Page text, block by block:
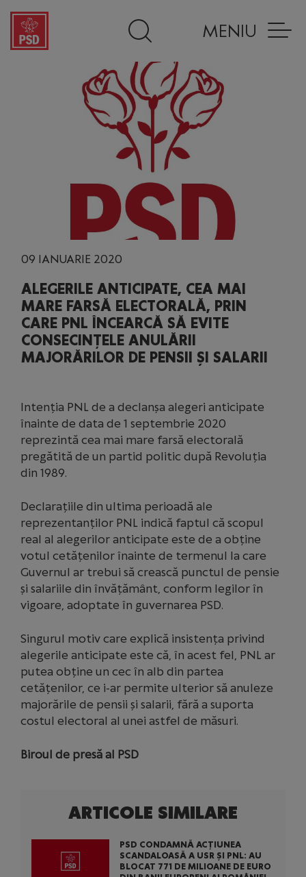
MENIU
09 IANUARIE 2020
ALEGERILE ANTICIPATE, CEA MAI
MARE FARSĂ ELECTORALĂ, PRIN
CARE PNL ÎNCEARCĂ SĂ EVITE
CONSECINȚELE ANULĂRII
MAJORĂRILOR DE PENSII ȘI SALARII
Intenția PNL de a declanșa alegeri anticipate
înainte de data de 1 septembrie 2020
reprezintă cea mai mare farsă electorală
pregătită de un partid politic după Revoluția
din 1989.
Declarațiile din ultima perioadă ale
reprezentanților PNL indică faptul că scopul
real al alegerilor anticipate este de a obține
votul cetățenilor înainte de termenul la care
Guvernul ar trebui să crească punctul de pensie
și salariile din învățământ, conform legilor în
vigoare, adoptate în guvernarea PSD.
Singurul motiv care explică insistența privind
alegerile anticipate este că, în acest fel, PNL ar
putea obține un cec în alb din partea
cetățenilor, ce i-ar permite ulterior să anuleze
majorările de pensii și salarii, fără a suporta
costul electoral al unei astfel de măsuri.
Biroul de presă al PSD
ARTICOLE SIMILARE
PSD CONDAMNĂ ACȚIUNEA
SCANDALOASĂ A USR ȘI PNL: AU
BLOCAT 771 DE MILIOANE DE EURO